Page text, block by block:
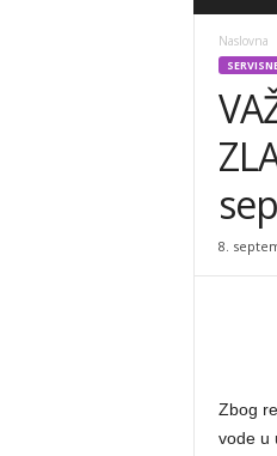
Naslovna
8.
Zbog
vode u